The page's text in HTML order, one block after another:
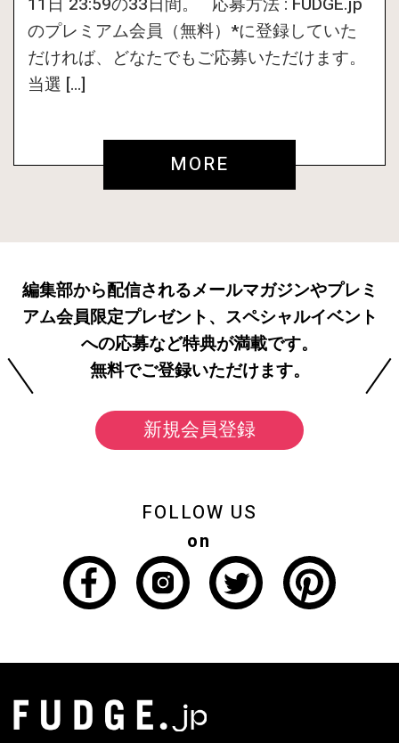
のプレミアム会員（無料）*に登録していた
だければ、どなたでもご応募いただけます。
当選 […]
MORE
編集部から配信されるメールマガジンやプレミ
アム会員限定プレゼント、スペシャルイベント
への応募など特典が満載です。
無料でご登録いただけます。
新規会員登録
FOLLOW US
on